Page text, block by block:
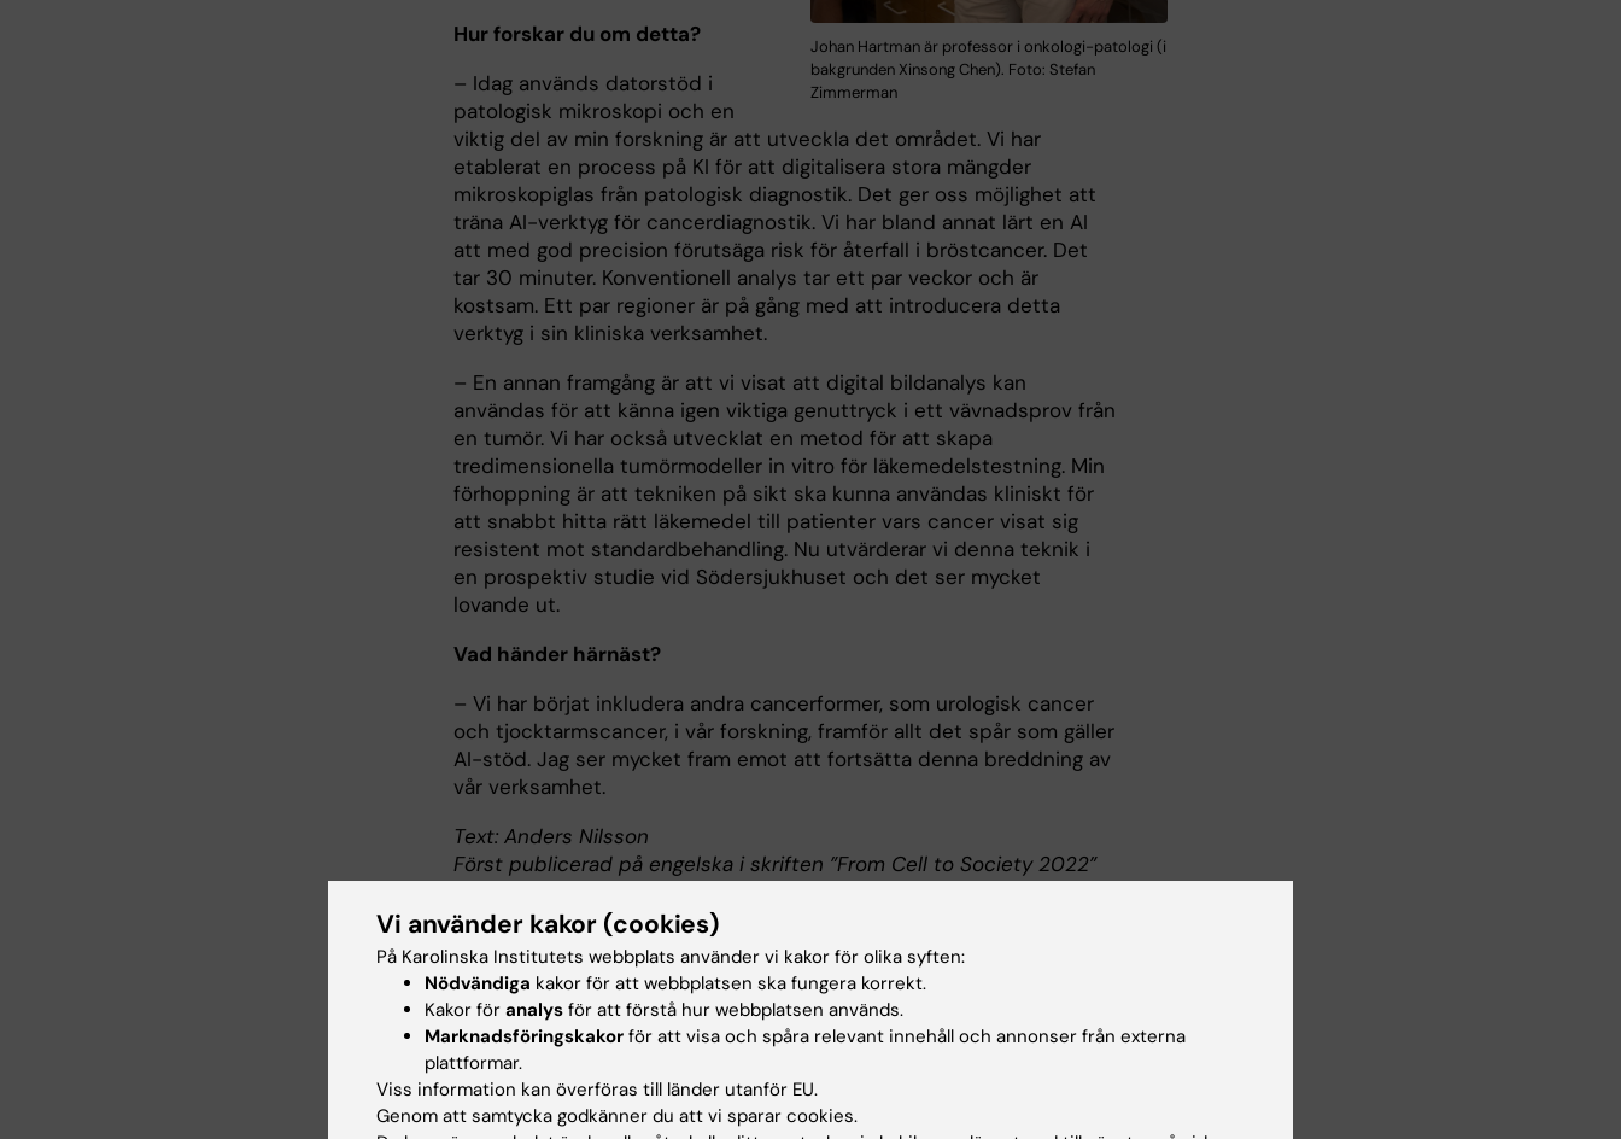
Johan Hartman är professor i onkologi-patologi (i
bakgrunden Xinsong Chen). Foto: Stefan
Zimmerman
Hur forskar du om detta?
– Idag används datorstöd i
patologisk mikroskopi och en
viktig del av min forskning är att utveckla det området. Vi har
etablerat en process på KI för att digitalisera stora mängder
mikroskopiglas från patologisk diagnostik. Det ger oss möjlighet att
träna AI-verktyg för cancerdiagnostik. Vi har bland annat lärt en AI
att med god precision förutsäga risk för återfall i bröstcancer. Det
tar 30 minuter. Konventionell analys tar ett par veckor och är
kostsam. Ett par regioner är på gång med att introducera detta
verktyg i sin kliniska verksamhet.
– En annan framgång är att vi visat att digital bildanalys kan
användas för att känna igen viktiga genuttryck i ett vävnadsprov från
en tumör. Vi har också utvecklat en metod för att skapa
tredimensionella tumörmodeller in vitro för läkemedelstestning. Min
förhoppning är att tekniken på sikt ska kunna användas kliniskt för
att snabbt hitta rätt läkemedel till patienter vars cancer visat sig
resistent mot standardbehandling. Nu utvärderar vi denna teknik i
en prospektiv studie vid Södersjukhuset och det ser mycket
lovande ut.
Vad händer härnäst?
– Vi har börjat inkludera andra cancerformer, som urologisk cancer
och tjocktarmscancer, i vår forskning, framför allt det spår som gäller
AI-stöd. Jag ser mycket fram emot att fortsätta denna breddning av
vår verksamhet.
Text: Anders Nilsson
Först publicerad på engelska i skriften ”From Cell to Society 2022”
Om Johan Hartman
Professor i tumörpatologi vid institutionen för onkologi-patologi
Johan Hartman är född i Stockholm 1979. Han har examen i
molekylärbiologi och biokemi från Stockholms universitet 2001 och
Vi använder kakor (cookies)
På Karolinska Institutets webbplats använder vi kakor för olika syften:
Nödvändiga kakor för att webbplatsen ska fungera korrekt.
Kakor för analys för att förstå hur webbplatsen används.
Marknadsföringskakor för att visa och spåra relevant innehåll och annonser från externa
plattformar.
Viss information kan överföras till länder utanför EU.
Genom att samtycka godkänner du att vi sparar cookies.